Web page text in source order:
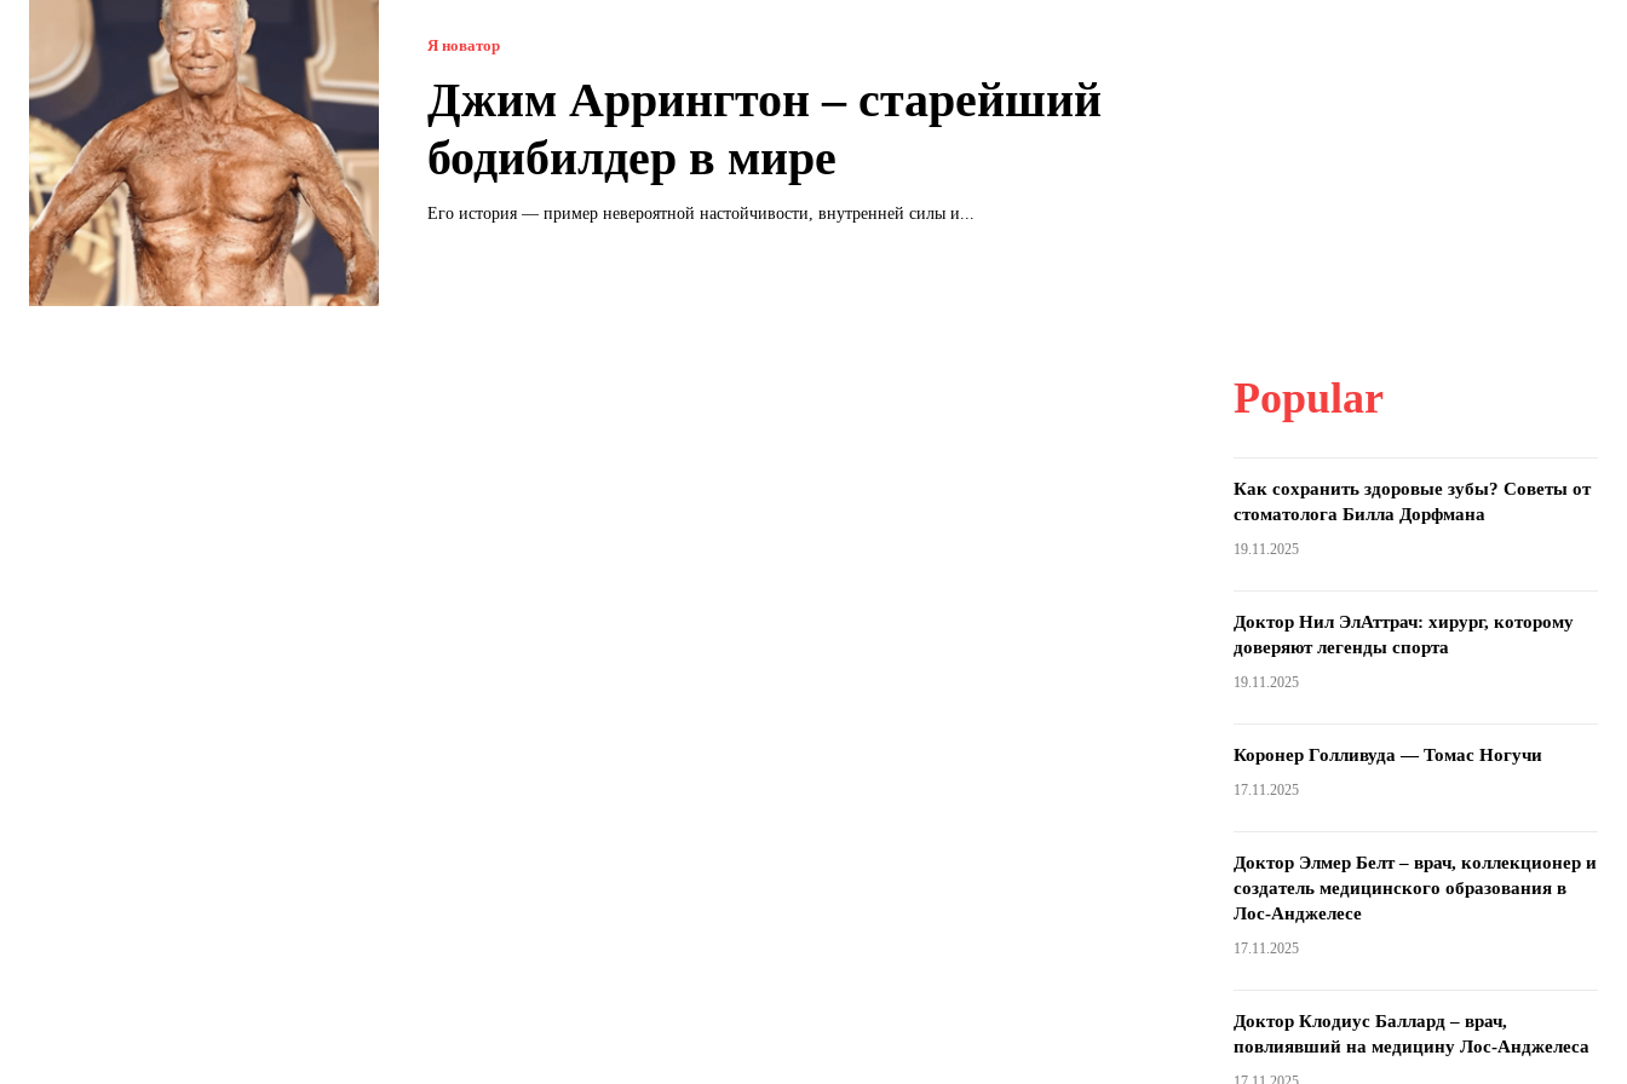
Я новатор
Джим Аррингтон – старейший
бодибилдер в мире
Его история — пример невероятной настойчивости, внутренней силы и...
Popular
Как сохранить здоровые зубы? Советы от
стоматолога Билла Дорфмана
19.11.2025
Доктор Нил ЭлАттрач: хирург, которому
доверяют легенды спорта
19.11.2025
Коронер Голливуда — Томас Ногучи
17.11.2025
Доктор Элмер Белт – врач, коллекционер и
создатель медицинского образования в
Лос-Анджелесе
17.11.2025
Доктор Клодиус Баллард – врач,
повлиявший на медицину Лос-Анджелеса